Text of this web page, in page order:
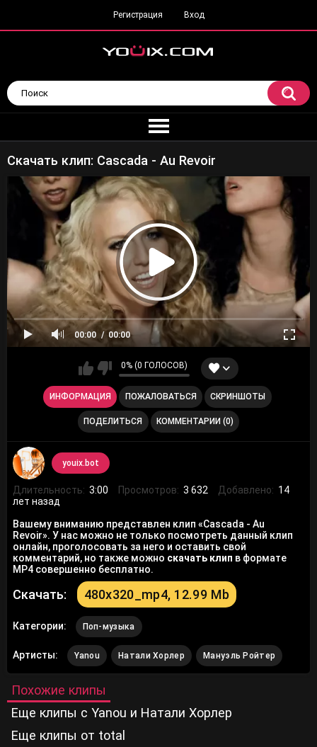
Регистрация Вход
Скачать клип: Cascada - Au Revoir
00:00 00:00
0% (0 ГОЛОСОВ)
ИНФОРМАЦИЯ ПОЖАЛОВАТЬСЯ СКРИНШОТЫ
ПОДЕЛИТЬСЯ КОММЕНТАРИИ (0)
youix.bot
Длительность: 3:00 Просмотров: 3 632 Добавлено: 14
лет назад
Вашему вниманию представлен клип «Cascada - Au
Revoir». У нас можно не только посмотреть данный клип
онлайн, проголосовать за него и оставить свой
комментарий, но также можно скачать клип в формате
MP4 совершенно бесплатно.
Скачать: 480x320_mp4, 12.99 Mb
Категории: Поп-музыка
Артисты: Yanou Натали Хорлер Мануэль Ройтер
Похожие клипы
Еще клипы с Yanou и Натали Хорлер
Еще клипы от total